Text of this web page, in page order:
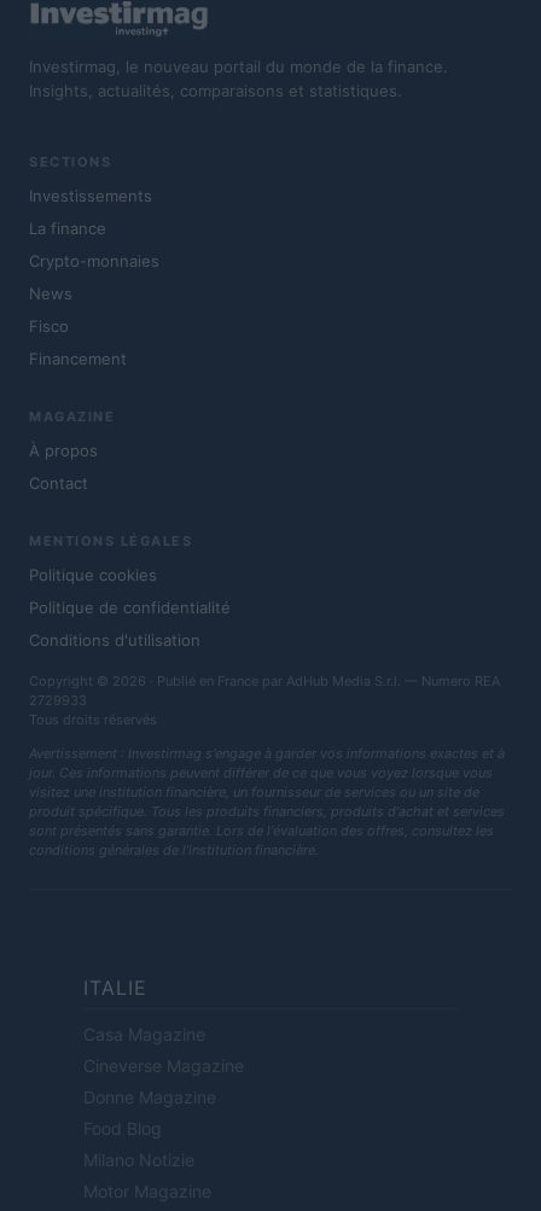
Investirmag, le nouveau portail du monde de la finance.
Insights, actualités, comparaisons et statistiques.
SECTIONS
Investissements
La finance
Crypto-monnaies
News
Fisco
Financement
MAGAZINE
À propos
Contact
MENTIONS LÉGALES
Politique cookies
Politique de confidentialité
Conditions d'utilisation
Copyright © 2026 · Publié en France par AdHub Media S.r.l. — Numero REA
2729933
Tous droits réservés
Avertissement : Investirmag s'engage à garder vos informations exactes et à
jour. Ces informations peuvent différer de ce que vous voyez lorsque vous
visitez une institution financière, un fournisseur de services ou un site de
produit spécifique. Tous les produits financiers, produits d'achat et services
sont présentés sans garantie. Lors de l'évaluation des offres, consultez les
conditions générales de l'institution financière.
ITALIE
Casa Magazine
Cineverse Magazine
Donne Magazine
Food Blog
Milano Notizie
Motor Magazine